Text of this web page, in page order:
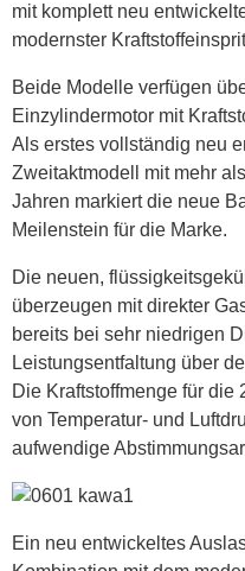
mit komplett neu
modernster
Beide Modelle verfügen
Einzylindermotor mit
Als erstes vollständig neu
Zweitaktmodell mit mehr
Jahren markiert die neue
Meilenstein für die Marke.
Die neuen,
überzeugen mit direkter
bereits bei sehr niedrigen
Leistungsentfaltung über
Die Kraftstoffmenge für die
von Temperatur- und
aufwendige
Ein neu entwickeltes